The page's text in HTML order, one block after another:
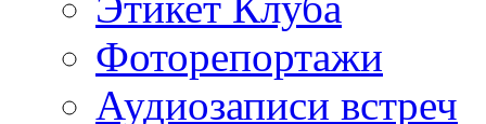
Фоторепортажи
Аудиозаписи встреч